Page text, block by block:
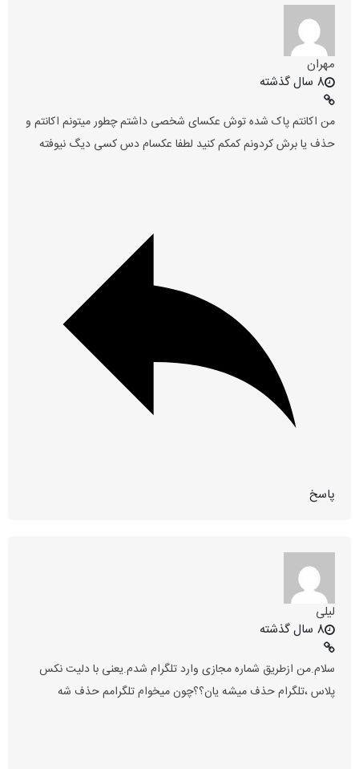
مهران
8 سال گذشته
من اکانتم پاک شده توش عکسای شخصی داشتم چطور میتونم اکانتم و
حذف یا برش کردونم کمکم کنید لطفا عکسام دس کسی دیگ نیوفته
پاسخ
لیلی
8 سال گذشته
سلام.من ازطریق شماره مجازی وارد تلگرام شدم.یعنی با دلیت نکس
پلاس ،تلگرام حذف میشه یان؟؟چون میخوام تلگرامم حذف شه